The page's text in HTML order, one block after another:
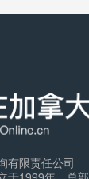
有限责任公司